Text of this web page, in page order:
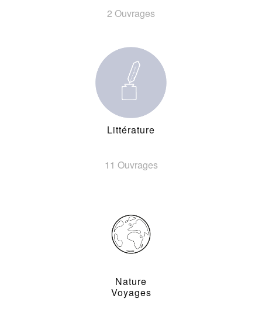
2 Ouvrages
Littérature
11 Ouvrages
Nature
Voyages